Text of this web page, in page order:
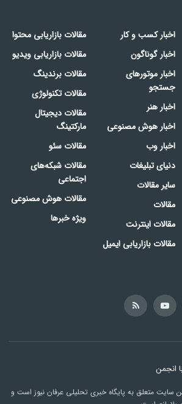
اخبار کسب و کار
اخبار گوناگون
اخبار موتورهای
جستجو
اخبار هنر
اخبار هوش مصنوعی
اخبار وب
دنیای تبلیغات
سایر مقالات
مقالات
مقالات اینترنت
مقالات بازاریابی ایمیل
مقالات بازاریابی محتوا
مقالات بازاریابی ویدیو
مقالات برندینگ
مقالات تکنولوژی
مقالات دیجیتال
مارکتینگ
مقالات سئو
مقالات شبکه‌های
اجتماعی
مقالات هوش مصنوعی
ویژه خبرها
انجمن
سایت متعلق به پایگاه خبری تحلیلی عرفان نیوز است و